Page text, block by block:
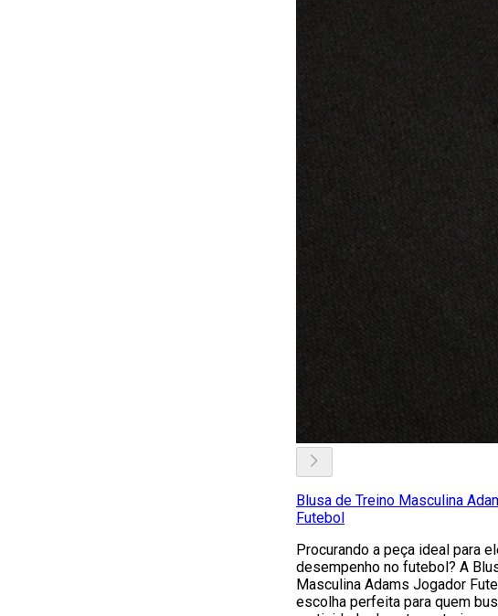
Blusa de Treino Masculina
Futebol
Procurando a peça ideal para
desempenho no futebol? A
Masculina Adams Jogador
escolha perfeita para quem